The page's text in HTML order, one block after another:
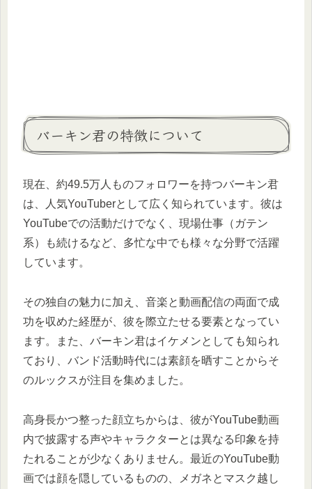
バーキン君の特徴について
現在、約49.5万人ものフォロワーを持つバーキン君
は、人気YouTuberとして広く知られています。彼は
YouTubeでの活動だけでなく、現場仕事（ガテン
系）も続けるなど、多忙な中でも様々な分野で活躍
しています。
その独自の魅力に加え、音楽と動画配信の両面で成
功を収めた経歴が、彼を際立たせる要素となってい
ます。また、バーキン君はイケメンとしても知られ
ており、バンド活動時代には素顔を晒すことからそ
のルックスが注目を集めました。
高身長かつ整った顔立ちからは、彼がYouTube動画
内で披露する声やキャラクターとは異なる印象を持
たれることが少なくありません。最近のYouTube動
画では顔を隠しているものの、メガネとマスク越し